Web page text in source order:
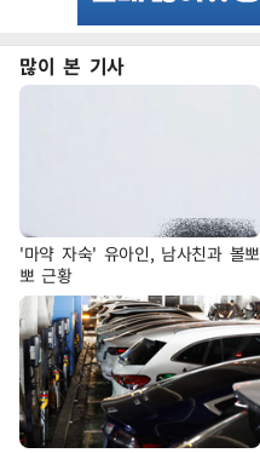
많이 본 기사
'마약 자숙' 유아인, 남사친과 볼뽀
뽀 근황